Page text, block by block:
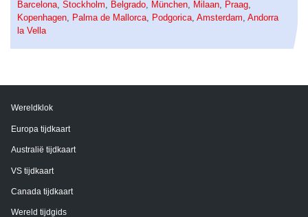
Barcelona Stockholm Belgrado München Milaan Praag
Kopenhagen
Palma de Mallorca Podgorica Amsterdam Andorra
la Vella
Wereldklok
Europa tijdkaart
Australië tijdkaart
VS tijdkaart
Canada tijdkaart
Wereld tijdgids